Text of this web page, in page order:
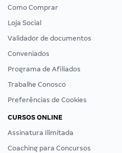
Como Comprar
Loja Social
Validador de documentos
Conveniados
Programa de Afiliados
Trabalhe Conosco
Preferências de Cookies
CURSOS ONLINE
Assinatura Ilimitada
Coaching para Concursos